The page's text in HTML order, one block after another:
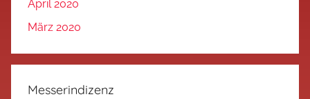
April 2020
März 2020
Messerindizenz